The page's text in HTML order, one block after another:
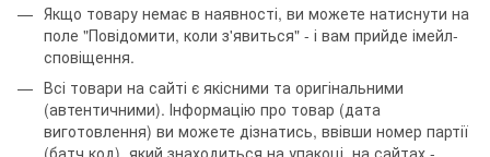
Якщо товару немає в наявності, ви можете натиснути на
поле "Повідомити, коли з'явиться" - і вам прийде імейл-
сповіщення.
Всі товари на сайті є якісними та оригінальними
(автентичними). Інформацію про товар (дата
виготовлення) ви можете дізнатись, ввівши номер партії